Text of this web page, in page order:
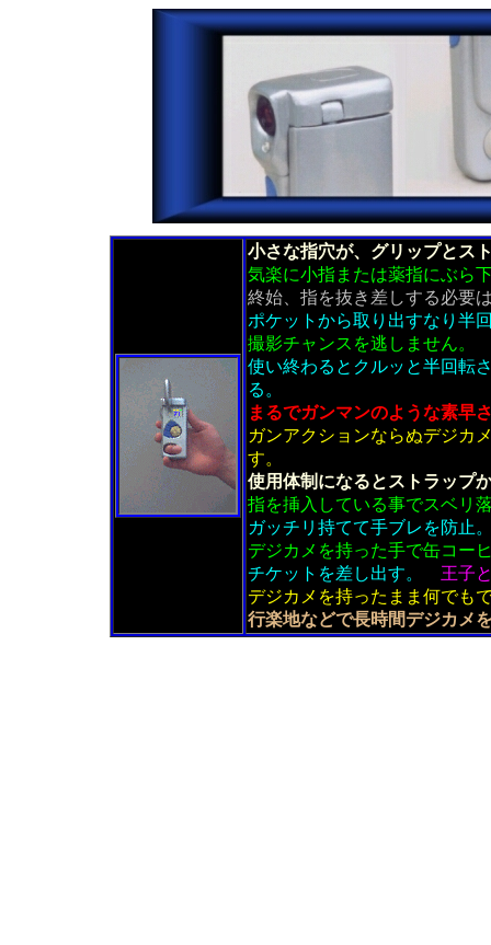
小さな指穴が、グリップとス
気楽に小指または薬指にぶら
終始、指を抜き差しする必要
ポケットから取り出すなり半
撮影チャンスを逃しません。
使い終わるとクルッと半回転
る。
まるでガンマンのような素早
ガンアクションならぬデジカ
す。
使用体制になるとストラップ
指を挿入している事でスベリ
ガッチリ持てて手ブレを防止
デジカメを持った手で缶コー
チケットを差し出す。
王子
デジカメを持ったまま何でも
行楽地などで長時間デジカメ